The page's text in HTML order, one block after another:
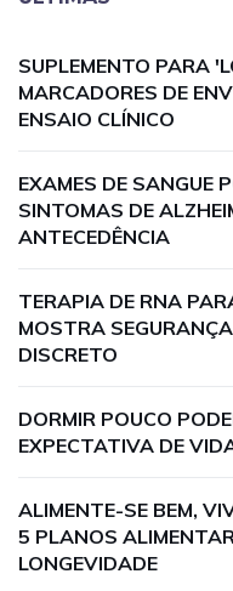
SUPLEMENTO PARA
MARCADORES DE
ENSAIO CLÍNICO
EXAMES DE SANGUE
SINTOMAS DE
ANTECEDÊNCIA
TERAPIA DE RNA
MOSTRA
DISCRETO
DORMIR POUCO
EXPECTATIVA DE
ALIMENTE-SE BEM,
5 PLANOS
LONGEVIDADE